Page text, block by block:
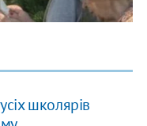
школярів